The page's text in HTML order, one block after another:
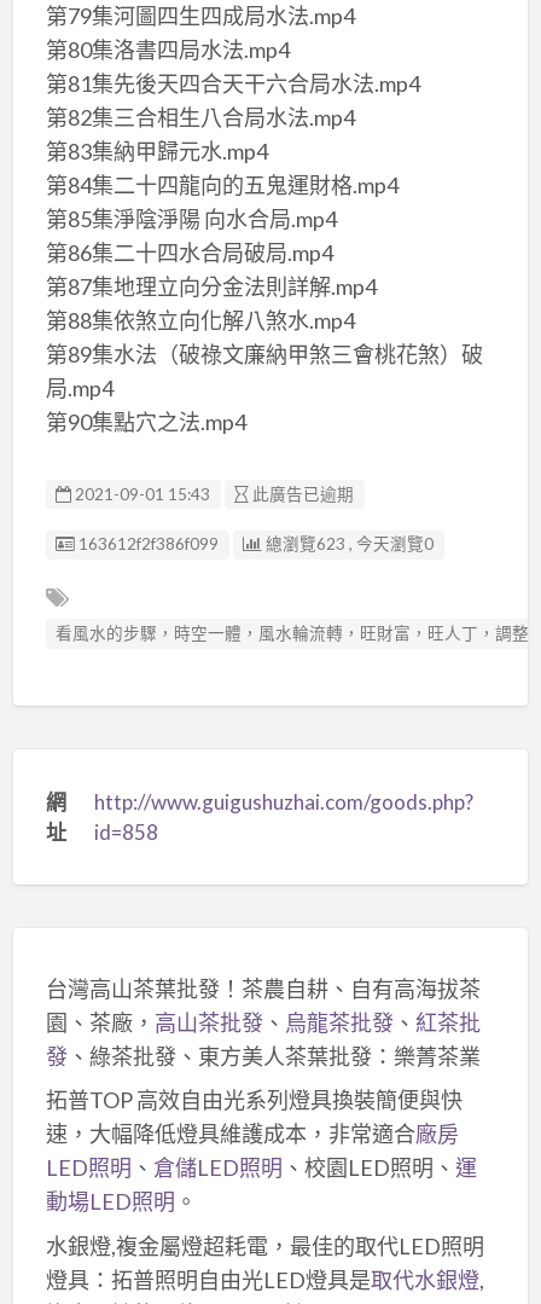
第79集河圖四生四成局水法.mp4
第80集洛書四局水法.mp4
第81集先後天四合天干六合局水法.mp4
第82集三合相生八合局水法.mp4
第83集納甲歸元水.mp4
第84集二十四龍向的五鬼運財格.mp4
第85集淨陰淨陽 向水合局.mp4
第86集二十四水合局破局.mp4
第87集地理立向分金法則詳解.mp4
第88集依煞立向化解八煞水.mp4
第89集水法（破祿文廉納甲煞三會桃花煞）破
局.mp4
第90集點穴之法.mp4
2021-09-01 15:43 此廣告已逾期
廣告编號
163612f2f386f099 總瀏覽623 , 今天瀏覽0
看風水的步驟，時空一體，風水輪流轉，旺財富，旺人丁，調
網
址
http://www.guigushuzhai.com/goods.php?
id=858
台灣高山茶葉批發！茶農自耕、自有高海拔茶
園、茶廠， 高山茶批發、 烏龍茶批發、 紅茶批
發、綠茶批發、東方美人茶葉批發：樂菁茶業
拓普TOP 高效自由光系列燈具換裝簡便與快
速，大幅降低燈具維護成本，非常適合廠房
LED照明 、 倉儲LED照明 、校園LED照明、 運
動場LED照明 。
水銀燈,複金屬燈超耗電，最佳的取代LED照明
燈具：拓普照明自由光LED燈具是取代水銀燈,